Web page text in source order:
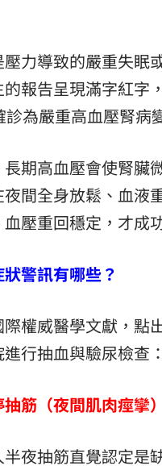
力導致的嚴重失眠
報告呈現滿字紅
為嚴重高血壓腎病
期高血壓會使腎臟
間全身放鬆、血液
壓重回穩定，才成
警訊有哪些？
權威醫學文獻，點
行抽血與驗尿檢查：
筋（夜間肌肉痙攣）
夜抽筋直覺認定是